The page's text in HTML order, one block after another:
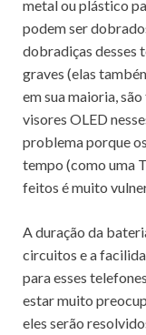
metal ou plástico
podem ser
dobradiças desses
graves (elas
em sua maioria,
visores OLED
problema porque
tempo (como uma
feitos é muito
A duração da
circuitos e a
para esses telefones.
estar muito
eles serão